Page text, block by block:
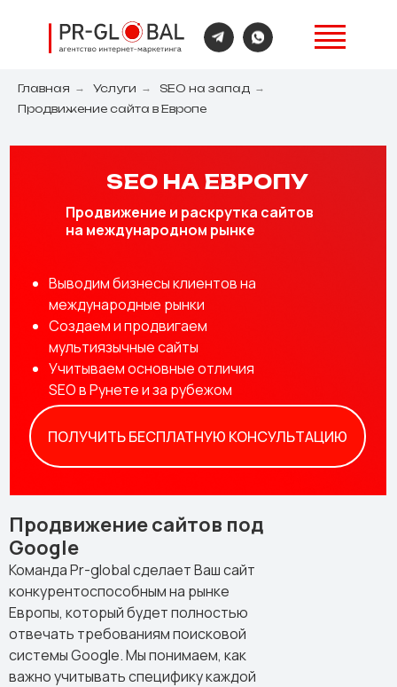
Главная → Услуги → SEO на запад →
Продвижение сайта в Европе
Команда Pr-global сделает Ваш сайт
конкурентоспособным на рынке
Европы, который будет полностью
отвечать требованиям поисковой
системы Google. Мы понимаем, как
важно учитывать специфику каждой
Выводим бизнесы клиентов на
международные рынки
Создаем и продвигаем
мультиязычные сайты
Учитываем основные отличия
SEO в Рунете и за рубежом
Продвижение и раскрутка сайтов
на международном рынке
SEO НА ЕВРОПУ
ПОЛУЧИТЬ БЕСПЛАТНУЮ КОНСУЛЬТАЦИЮ
Продвижение сайтов под
Google